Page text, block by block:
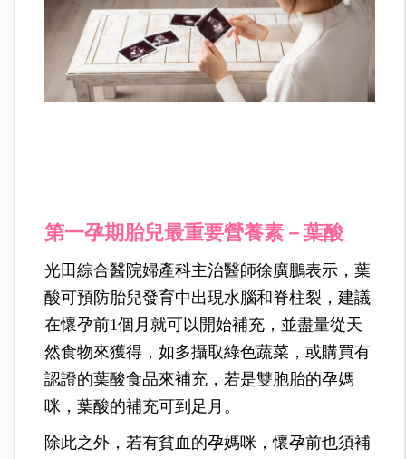
第一孕期胎兒最重要營養素－葉酸
光田綜合醫院婦產科主治醫師徐廣鵬表示，葉
酸可預防胎兒發育中出現水腦和脊柱裂，建議
在懷孕前1個月就可以開始補充，並盡量從天
然食物來獲得，如多攝取綠色蔬菜，或購買有
認證的葉酸食品來補充，若是雙胞胎的孕媽
咪，葉酸的補充可到足月。
除此之外，若有貧血的孕媽咪，懷孕前也須補